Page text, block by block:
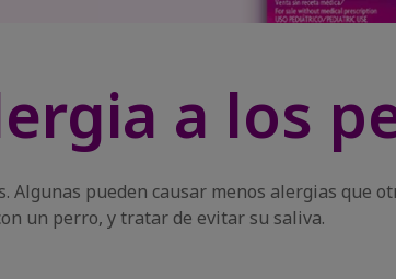
a los
pueden causar menos alergias que
un perro, y tratar de evitar su saliva.